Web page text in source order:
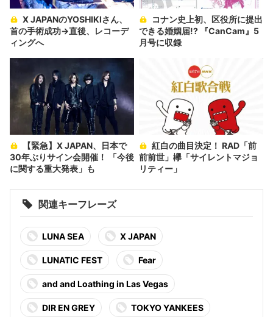
首の手術成功→直後、レコーデ
ィングへ
できる婚姻届!? 『CanCam』5
月号に収録
30年ぶりサイン会開催！ 「今後
に関する重大発表」も
前前世」欅「サイレントマジョ
リティー」
関連キーフレーズ
LUNA SEA X JAPAN
LUNATIC FEST Fear
and and Loathing in Las Vegas
DIR EN GREY TOKYO YANKEES